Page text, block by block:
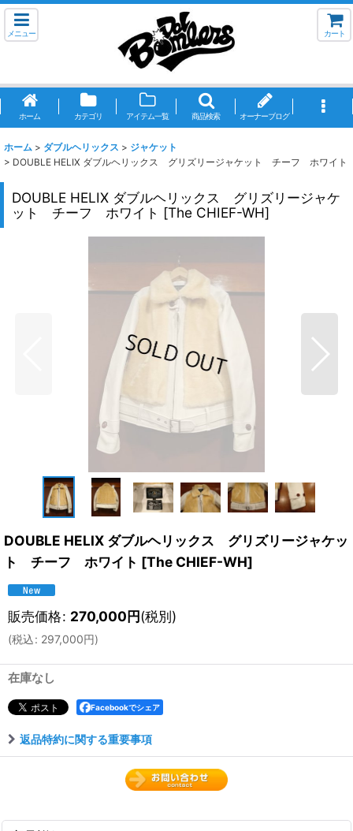
メニュー カート
ホーム カテゴリ アイテム一覧 商品検索 オーナーブログ
ホーム > ダブルヘリックス > ジャケット
> DOUBLE HELIX ダブルヘリックス グリズリージャケット チーフ ホワイト
DOUBLE HELIX ダブルヘリックス グリズリージャケ
ット チーフ ホワイト [The CHIEF-WH]
DOUBLE HELIX ダブルヘリックス グリズリージャケッ
ト チーフ ホワイト [The CHIEF-WH]
販売価格: 270,000円(税別)
(税込: 297,000円)
在庫なし
Facebookでシェア
返品特約に関する重要事項